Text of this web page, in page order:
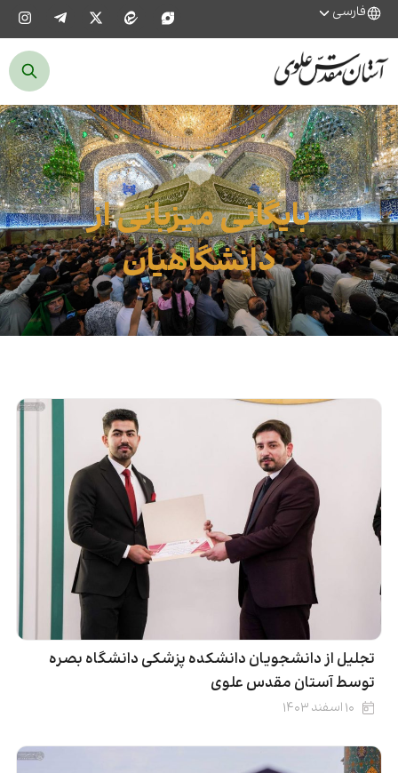
فارسی
بایگانی میزبانی از
دانشگاهیان
تجلیل از دانشجویان دانشکده پزشکی دانشگاه بصره
توسط آستان مقدس علوی
۱۰ اسفند ۱۴۰۳